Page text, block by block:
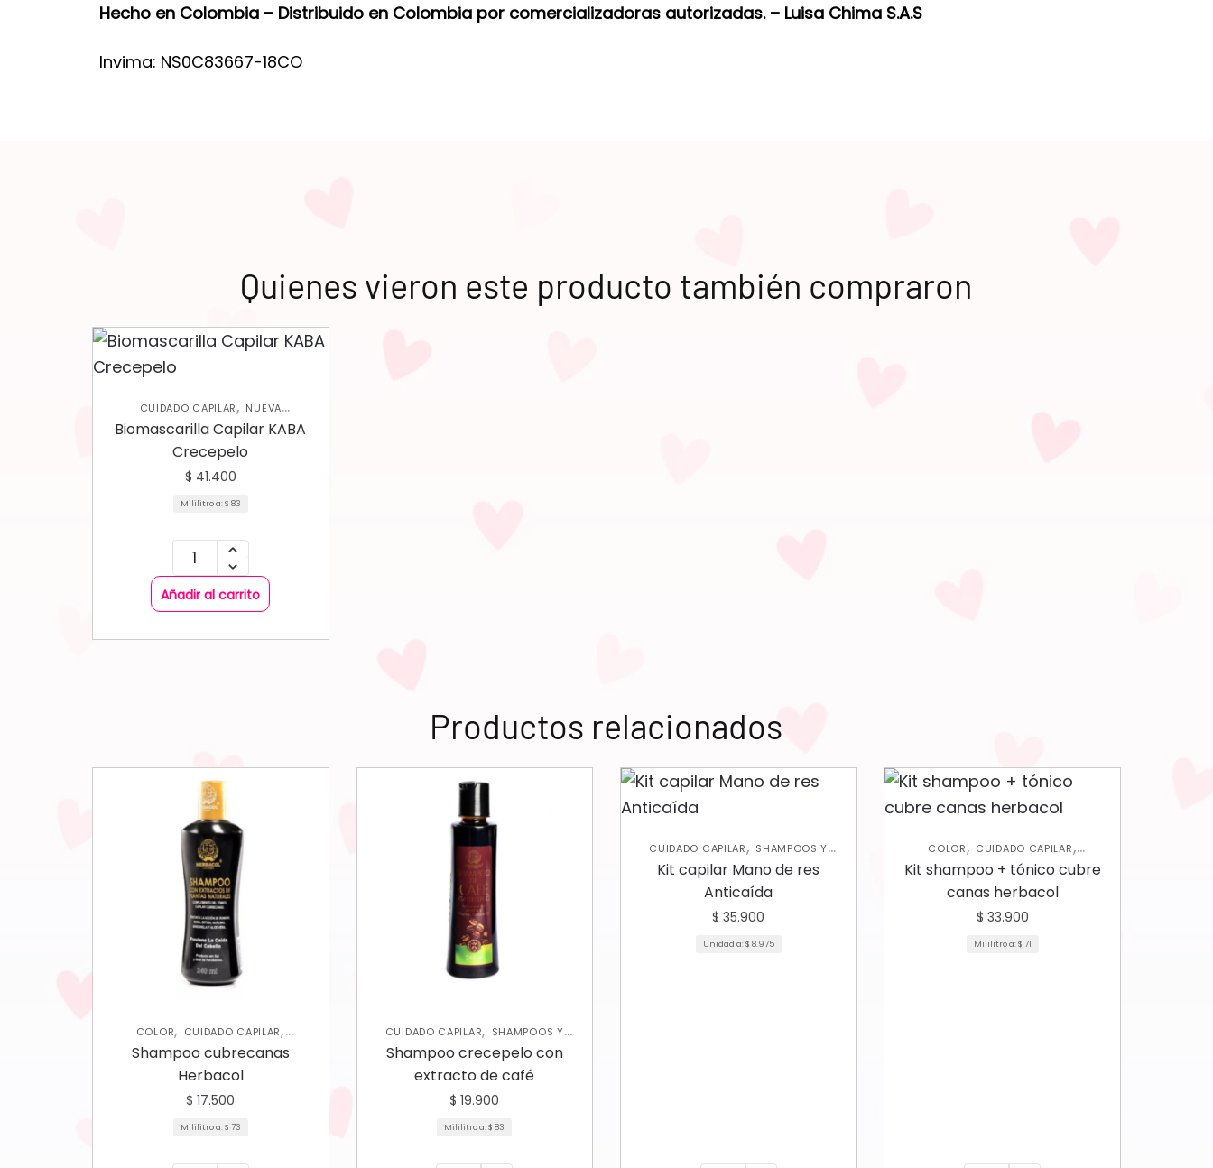
Hecho en Colombia – Distribuido en Colombia por comercializadoras autorizadas. – Luisa Chima S.A.S
Invima: NS0C83667-18CO
Quienes vieron este producto también compraron
CUIDADO CAPILAR, NUEVA
COLECCIÓN, SHAMPOOS Y
,TRATAMIENTOS
CAPILARES
Biomascarilla Capilar KABA
Crecepelo
$ 41.400
Mililitro a:$ 83
Añadir al carrito
Productos relacionados
COLOR, CUIDADO CAPILAR,
SHAMPOOS Y ACONDICIONADORES
Shampoo cubrecanas
Herbacol
$ 17.500
Mililitro a:$ 73
CUIDADO CAPILAR, SHAMPOOS Y
ACONDICIONADORES
Shampoo crecepelo con
extracto de café
$ 19.900
Mililitro a:$ 83
CUIDADO CAPILAR, SHAMPOOS Y
ACONDICIONADORES,TRATAMIENTOS
Kit capilar Mano de res
Anticaída
$ 35.900
Unidad a:$ 8.975
COLOR, CUIDADO CAPILAR,
SHAMPOOS Y ACONDICIONADORES
Kit shampoo + tónico cubre
canas herbacol
$ 33.900
Mililitro a:$ 71